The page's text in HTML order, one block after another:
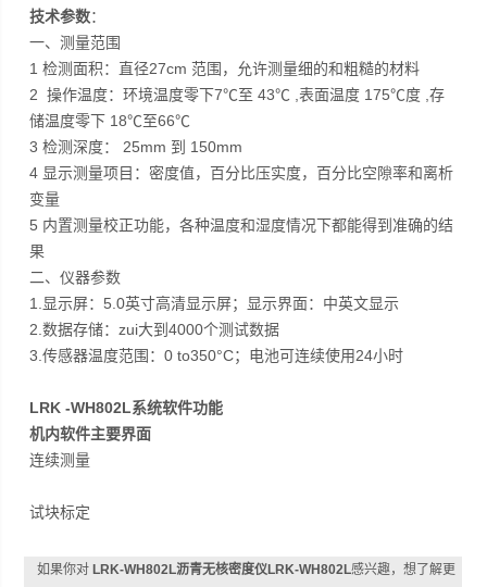
技术参数：
一、测量范围
1 检测面积：直径27cm 范围，允许测量细的和粗糙的材料
2 操作温度：环境温度零下7℃至 43℃ ,表面温度 175℃度 ,存
储温度零下 18℃至66℃
3 检测深度： 25mm 到 150mm
4 显示测量项目：密度值，百分比压实度，百分比空隙率和离析
变量
5 内置测量校正功能，各种温度和湿度情况下都能得到准确的结
果
二、仪器参数
1.显示屏：5.0英寸高清显示屏；显示界面：中英文显示
2.数据存储：zui大到4000个测试数据
3.传感器温度范围：0 to350°C；电池可连续使用24小时
LRK -WH802L系统软件功能
机内软件主要界面
连续测量
试块标定
如果你对 LRK-WH802L沥青无核密度仪LRK-WH802L感兴趣，想了解更